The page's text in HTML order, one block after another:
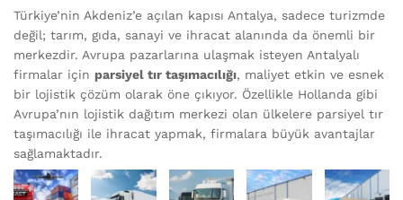
Türkiye’nin Akdeniz’e açılan kapısı Antalya, sadece turizmde
değil; tarım, gıda, sanayi ve ihracat alanında da önemli bir
merkezdir. Avrupa pazarlarına ulaşmak isteyen Antalyalı
firmalar için parsiyel tır taşımacılığı, maliyet etkin ve esnek
bir lojistik çözüm olarak öne çıkıyor. Özellikle Hollanda gibi
Avrupa’nın lojistik dağıtım merkezi olan ülkelere parsiyel tır
taşımacılığı ile ihracat yapmak, firmalara büyük avantajlar
sağlamaktadır.